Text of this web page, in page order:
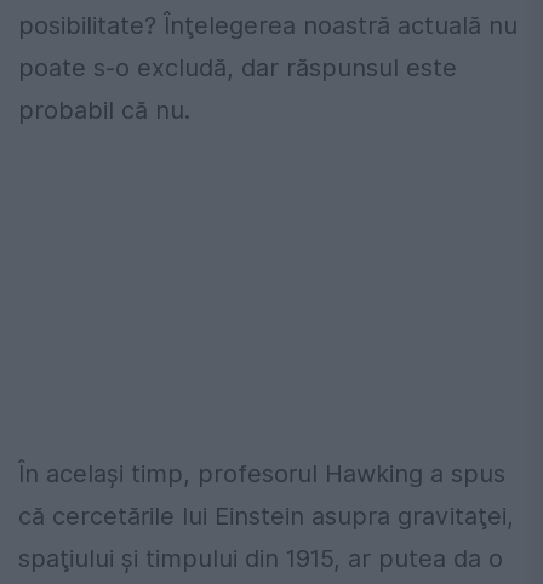
posibilitate? Înţelegerea noastră actuală nu
poate s-o excludă, dar răspunsul este
probabil că nu.
În acelaşi timp, profesorul Hawking a spus
că cercetările lui Einstein asupra gravitaţei,
spaţiului şi timpului din 1915, ar putea da o